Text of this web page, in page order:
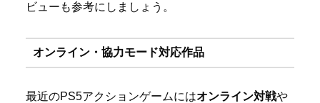
ビューも参考にしましょう。
オンライン・協力モード対応作品
最近のPS5アクションゲームにはオンライン対戦や